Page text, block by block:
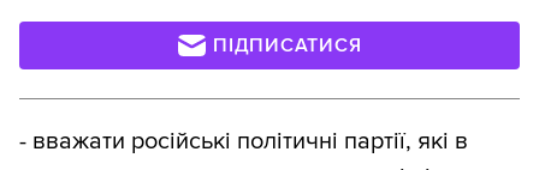
ПІДПИСАТИСЯ
- вважати російські політичні партії, які в